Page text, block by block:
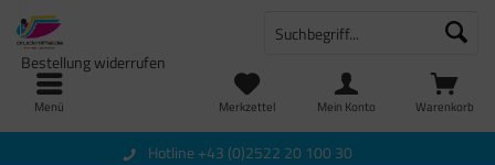
Menü Warenkorb
Merkzettel
Bestellung widerrufen
Mein Konto
Hotline +43 (0)2522 20 100 30